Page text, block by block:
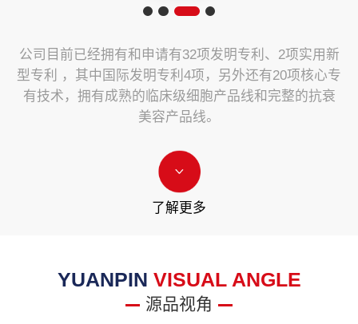
公司目前已经拥有和申请有32项发明专利、2项实用新
型专利 ，其中国际发明专利4项，另外还有20项核心专
有技术，拥有成熟的临床级细胞产品线和完整的抗衰
美容产品线。
了解更多
YUANPIN VISUAL ANGLE
源品视角